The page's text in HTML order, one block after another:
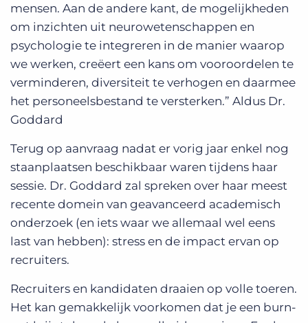
mensen. Aan de andere kant, de mogelijkheden
om inzichten uit neurowetenschappen en
psychologie te integreren in de manier waarop
we werken, creëert een kans om vooroordelen te
verminderen, diversiteit te verhogen en daarmee
het personeelsbestand te versterken.” Aldus Dr.
Goddard
Terug op aanvraag nadat er vorig jaar enkel nog
staanplaatsen beschikbaar waren tijdens haar
sessie. Dr. Goddard zal spreken over haar meest
recente domein van geavanceerd academisch
onderzoek (en iets waar we allemaal wel eens
last van hebben): stress en de impact ervan op
recruiters.
Recruiters en kandidaten draaien op volle toeren.
Het kan gemakkelijk voorkomen dat je een burn-